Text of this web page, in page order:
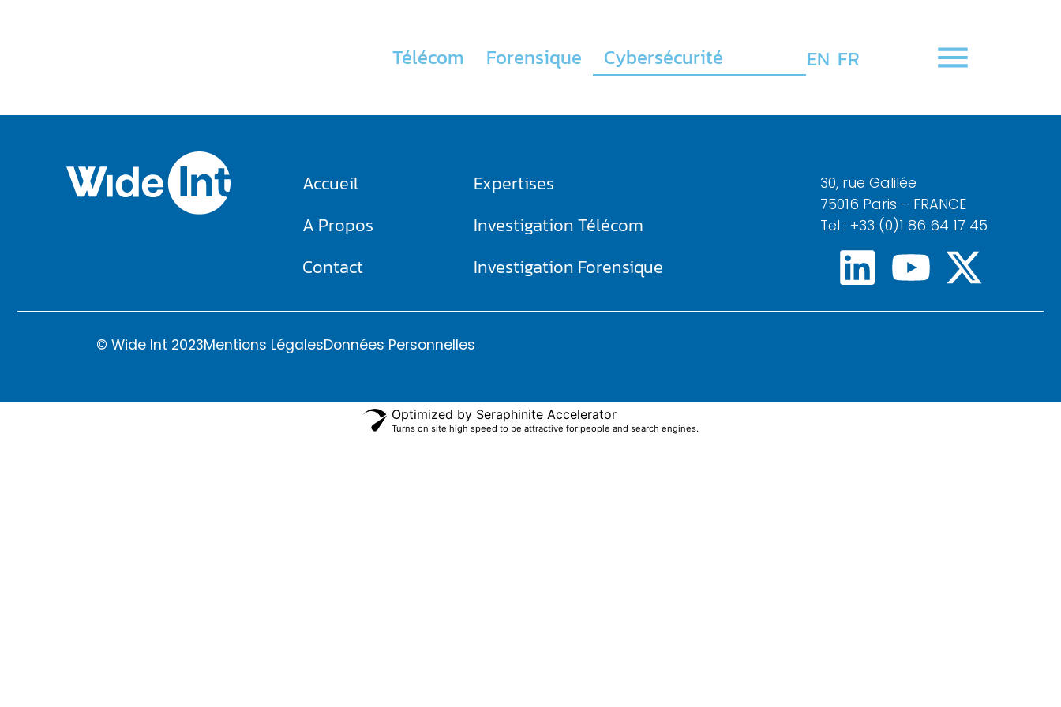
Télécom Forensique Cybersécurité EN FR
Accueil
A Propos
Contact
Expertises
Investigation Télécom​
Investigation Forensique
30, rue Galilée
75016 Paris – FRANCE
Tel : +33 (0)1 86 64 17 45
© Wide Int 2023Mentions LégalesDonnées Personnelles
Optimized by Seraphinite Accelerator
Turns on site high speed to be attractive for people and search engines.